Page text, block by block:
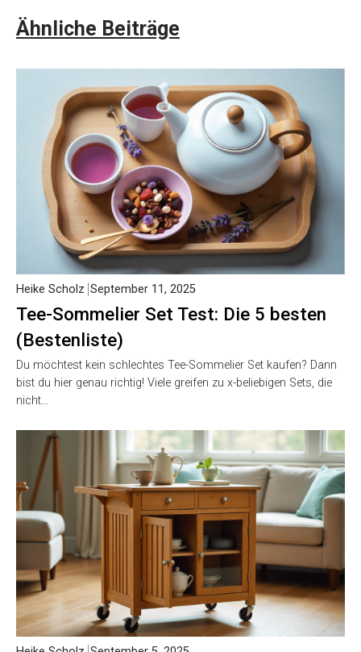
Ähnliche Beiträge
Tee-Sommelier Set Test: Die 5 besten
(Bestenliste)
Heike Scholz September 11, 2025
Du möchtest kein schlechtes Tee-Sommelier Set kaufen? Dann
bist du hier genau richtig! Viele greifen zu x-beliebigen Sets, die
nicht…